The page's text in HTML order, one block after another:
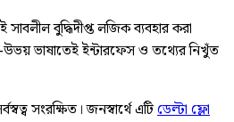
বুদ্ধিদীপ্ত লজিক ব্যবহার করা
ভাষাতেই ইন্টারফেস ও তথ্যের নিখুঁত
সংরক্ষিত। জনস্বার্থে এটিডেল্টা ফ্লো